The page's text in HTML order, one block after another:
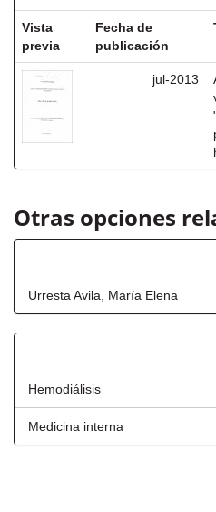
Vista
previa
Fecha de
publicación
jul-2013
Otras opciones
Urresta Avila, María Elena
Hemodiálisis
Medicina interna